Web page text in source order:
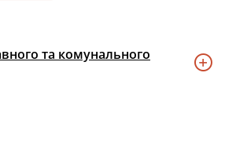
та комунального